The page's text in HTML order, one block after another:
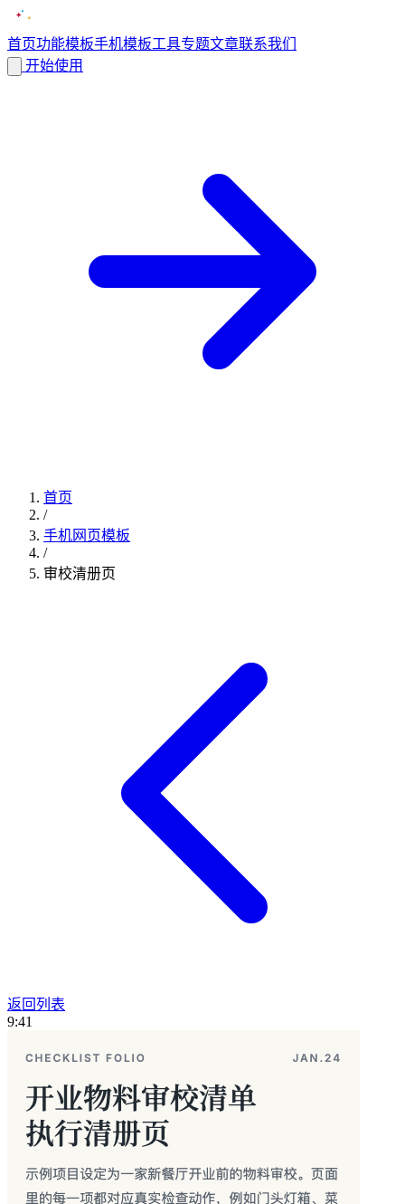
首页功能模板手机模板工具专题文章联系我们
开始使用
首页
/
手机网页模板
/
审校清册页
返回列表
9:41